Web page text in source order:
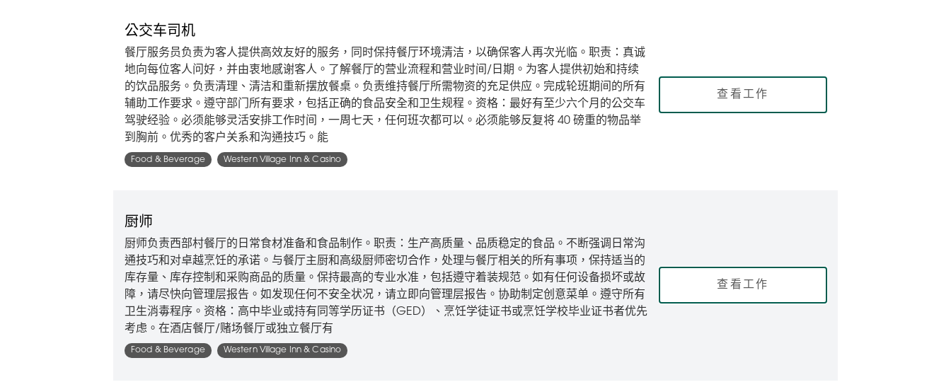
公交车司机
餐厅服务员负责为客人提供高效友好的服务，同时保持餐厅环境清洁，以确保客人再次光临。职责：真诚
地向每位客人问好，并由衷地感谢客人。了解餐厅的营业流程和营业时间/日期。为客人提供初始和持续
的饮品服务。负责清理、清洁和重新摆放餐桌。负责维持餐厅所需物资的充足供应。完成轮班期间的所有
辅助工作要求。遵守部门所有要求，包括正确的食品安全和卫生规程。资格：最好有至少六个月的公交车
驾驶经验。必须能够灵活安排工作时间，一周七天，任何班次都可以。必须能够反复将 40 磅重的物品举
到胸前。优秀的客户关系和沟通技巧。能
Food & Beverage Western Village Inn & Casino
查看工作
厨师
厨师负责西部村餐厅的日常食材准备和食品制作。职责：生产高质量、品质稳定的食品。不断强调日常沟
通技巧和对卓越烹饪的承诺。与餐厅主厨和高级厨师密切合作，处理与餐厅相关的所有事项，保持适当的
库存量、库存控制和采购商品的质量。保持最高的专业水准，包括遵守着装规范。如有任何设备损坏或故
障，请尽快向管理层报告。如发现任何不安全状况，请立即向管理层报告。协助制定创意菜单。遵守所有
卫生消毒程序。资格：高中毕业或持有同等学历证书（GED）、烹饪学徒证书或烹饪学校毕业证书者优先
考虑。在酒店餐厅/赌场餐厅或独立餐厅有
Food & Beverage Western Village Inn & Casino
查看工作